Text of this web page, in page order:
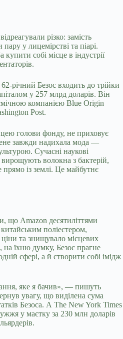
різко: замість
у лицемірстві та піарі.
купити собі місце в індустрії
річний Безос входить до трійки
у 257 млрд доларів. Він
компанією Blue Origin
Post.
голови фонду, не приховує
завжди надихала мода —
Сучасні наукові
волокна з бактерій,
із землі. Це майбутнє
що Amazon десятиліттями
поліестером,
та знищувало місцевих
їхню думку, Безос прагне
сфері, а й створити собі імідж
яке я бачив», — пишуть
увагу, що виділена сума
Безоса. А The New York Times
у маєтку за 230 млн доларів